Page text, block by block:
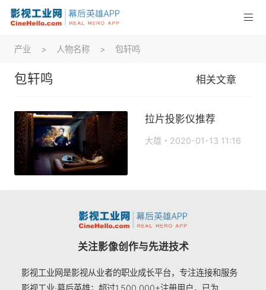
产业 > 人物名称 > 包轩鸣
包轩鸣 相关文章
拉片投影仪推荐
大雄 2020-01-13 11:16
关注影像创作与先进技术
影视工业网是影视从业者的职业成长平台，专注连接和服务
影视工业·幕后英雄；超过1,500,000+注册用户，已为